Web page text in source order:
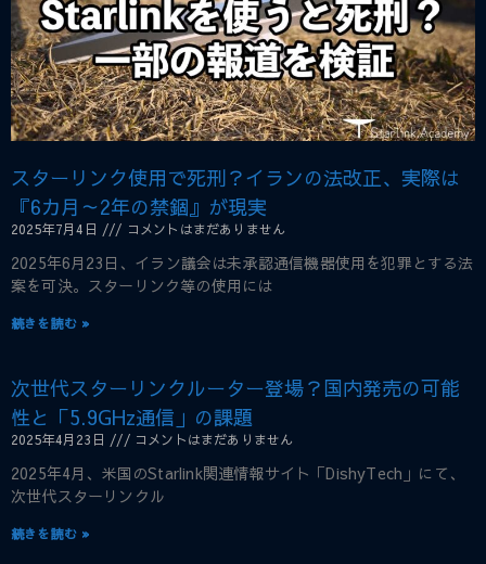
スターリンク使用で死刑？イランの法改正、実際は
『6カ月～2年の禁錮』が現実
2025年7月4日 コメントはまだありません
2025年6月23日、イラン議会は未承認通信機器使用を犯罪とする法
案を可決。スターリンク等の使用には
続きを読む »
次世代スターリンクルーター登場？国内発売の可能
性と「5.9GHz通信」の課題
2025年4月23日 コメントはまだありません
2025年4月、米国のStarlink関連情報サイト「DishyTech」にて、
次世代スターリンクル
続きを読む »